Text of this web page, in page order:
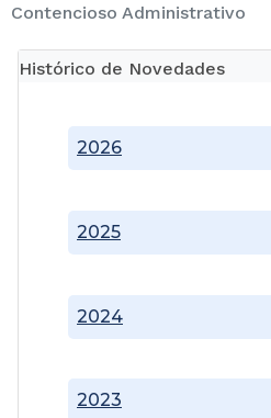
Contencioso Administrativo
Histórico de Novedades
2023
2024
2025
2026